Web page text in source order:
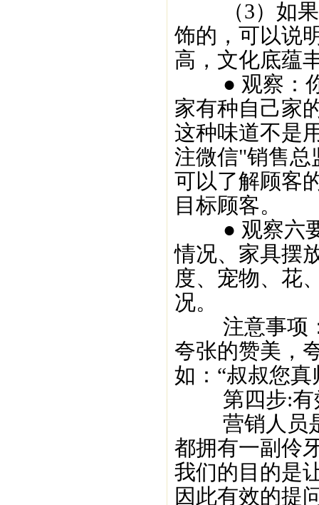
（3）如果
饰的，可以说
高，文化底蕴
● 观察：你
家有种自己家
这种味道不是
注微信"销售总
可以了解顾客
目标顾客。
● 观察六要
情况、家具摆
度、宠物、花
况。
注意事项：
夸张的赞美，
如：“叔叔您
第四步:有
营销人员是
都拥有一副伶
我们的目的是
因此有效的提